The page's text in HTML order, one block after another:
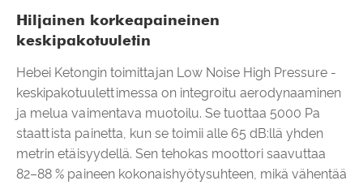
Hiljainen korkeapaineinen
keskipakotuuletin
Hebei Ketongin toimittajan Low Noise High Pressure -
keskipakotuulettimessa on integroitu aerodynaaminen
ja melua vaimentava muotoilu. Se tuottaa 5000 Pa
staattista painetta, kun se toimii alle 65 dB:llä yhden
metrin etäisyydellä. Sen tehokas moottori saavuttaa
82–88 % paineen kokonaishyötysuhteen, mikä vähentää